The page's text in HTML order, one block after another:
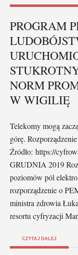
PROGRAM
NORM
W WIGILIĘ
Telekomy mogą
górę.
Źródło: https://
GRUDNIA 2019
poziomów pól
rozporządzenie o
ministra zdrowia
resortu cyfryzacji
CZYTAJ DALEJ